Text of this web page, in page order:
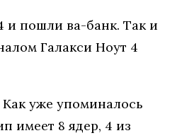
и пошли ва-банк. Так и
Галакси Ноут 4
уже упоминалось
имеет 8 ядер, 4 из